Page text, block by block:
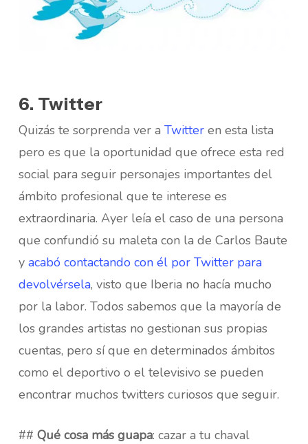
6. Twitter
Quizás te sorprenda ver a Twitteren esta lista
pero es que la oportunidad que ofrece esta red
social para seguir personajes importantes del
ámbito profesional que te interese es
extraordinaria. Ayer leía el caso de una persona
que confundió su maleta con la de Carlos Baute
y acabó contactando con él por Twitter para
devolvérsela, visto que Iberia no hacía mucho
por la labor. Todos sabemos que la mayoría de
los grandes artistas no gestionan sus propias
cuentas, pero sí que en determinados ámbitos
como el deportivo o el televisivo se pueden
encontrar muchos twitters curiosos que seguir.
## Qué cosa más guapa: cazar a tu chaval